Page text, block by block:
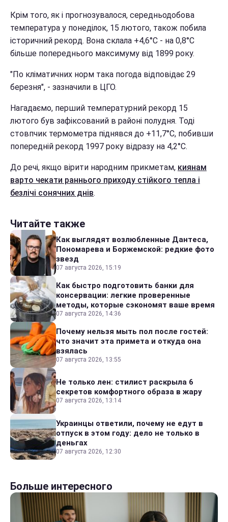
Крім того, як і прогнозувалося, середньодобова
температура у понеділок, 15 лютого, також побила
історичний рекорд. Вона склала +4,6°С - на 0,8°С
більше попереднього максимуму від 1899 року.
"По кліматичних норм така погода відповідає 29
березня", - зазначили в ЦГО.
Нагадаємо, перший температурний рекорд 15
лютого був зафіксований в районі полудня. Тоді
стовпчик термометра піднявся до +11,7°С, побивши
попередній рекорд 1997 року відразу на 4,2°С.
До речі, якщо вірити народним прикметам, киянам
варто чекати раннього приходу стійкого тепла і
безлічі сонячних днів.
Читайте также
Как выглядят возлюбленные Дантеса,
Пономарева и Боржемской: редкие фото
звезд
07 августа 2026, 15:19
Как быстро подготовить банки для
консервации: легкие проверенные
методы, которые сэкономят ваше время
07 августа 2026, 14:36
Почему нельзя мыть пол после гостей:
что значит эта примета и откуда она
взялась
07 августа 2026, 13:55
Не только лен: стилист раскрыла 6
секретов комфортного образа в жару
07 августа 2026, 13:14
Украинцы ответили, почему не едут в
отпуск в этом году: дело не только в
деньгах
07 августа 2026, 12:30
Больше интересного